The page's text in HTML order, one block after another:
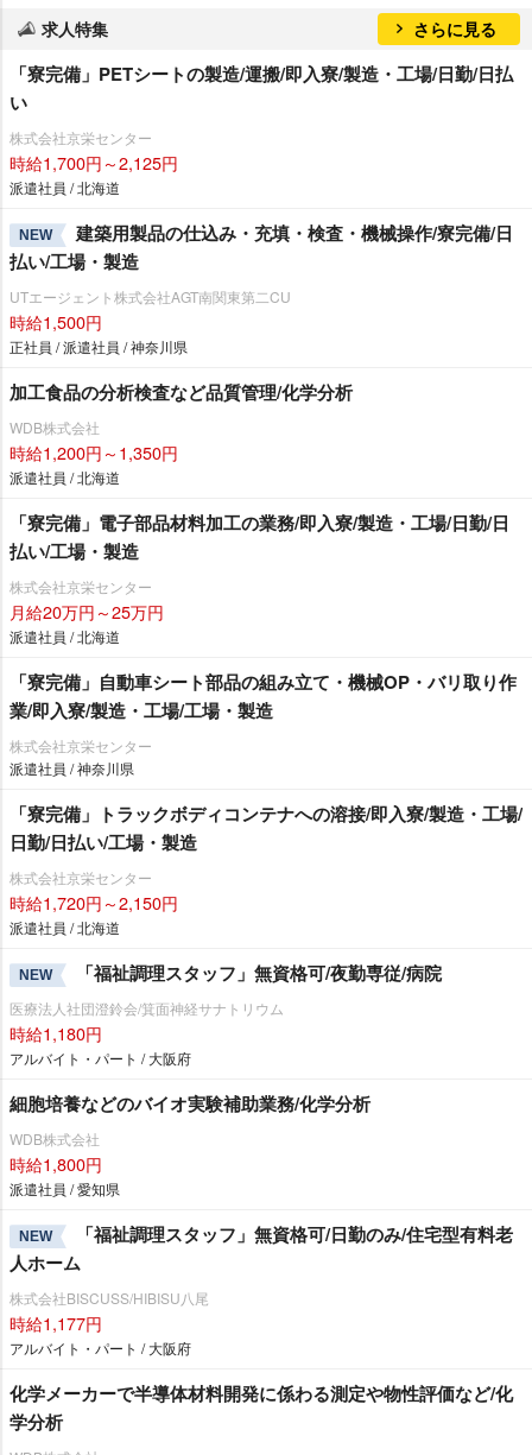
求人特集 さらに見る
「寮完備」PETシートの製造/運搬/即入寮/製造・工場/日勤/日払
い
株式会社京栄センター
時給1,700円～2,125円
派遣社員 / 北海道
NEW
建築用製品の仕込み・充填・検査・機械操作/寮完備/日
払い/工場・製造
UTエージェント株式会社AGT南関東第二CU
時給1,500円
正社員 / 派遣社員 / 神奈川県
加工食品の分析検査など品質管理/化学分析
WDB株式会社
時給1,200円～1,350円
派遣社員 / 北海道
「寮完備」電子部品材料加工の業務/即入寮/製造・工場/日勤/日
払い/工場・製造
株式会社京栄センター
月給20万円～25万円
派遣社員 / 北海道
「寮完備」自動車シート部品の組み立て・機械OP・バリ取り作
業/即入寮/製造・工場/工場・製造
株式会社京栄センター
派遣社員 / 神奈川県
「寮完備」トラックボディコンテナへの溶接/即入寮/製造・工場/
日勤/日払い/工場・製造
株式会社京栄センター
時給1,720円～2,150円
派遣社員 / 北海道
NEW 「福祉調理スタッフ」無資格可/夜勤専従/病院
医療法人社団澄鈴会/箕面神経サナトリウム
時給1,180円
アルバイト・パート / 大阪府
細胞培養などのバイオ実験補助業務/化学分析
WDB株式会社
時給1,800円
派遣社員 / 愛知県
NEW
「福祉調理スタッフ」無資格可/日勤のみ/住宅型有料老
人ホーム
株式会社BISCUSS/HIBISU八尾
時給1,177円
アルバイト・パート / 大阪府
化学メーカーで半導体材料開発に係わる測定や物性評価など/化
学分析